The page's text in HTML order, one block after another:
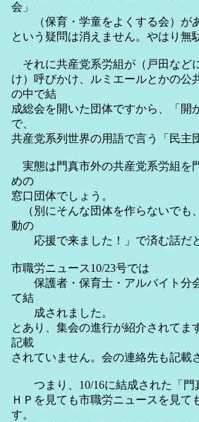
会」
（保育・学童をよくする会）があ
という疑問は消えません。やはり無
それに共産党系労組が（戸田など
け）呼びかけ、ルミエールとかの公
の中で結
成総会を開いた団体ですから、「開
で、
共産党系列世界の用語で言う「民主
実態は門真市外の共産党系労組を
めの
窓口団体でしょう。
（別にそんな団体を作らないでも
動の
応援で来ました！」で済む話だと
市職労ニュース10/23号では
保護者・保育士・アルバイト分会
て結
成されました。
とあり、集会の進行が紹介されてま
記載
されていません。会の連絡先も記載
つまり、10/16に結成された「門
ＨＰを見ても市職労ニュースを見
す。